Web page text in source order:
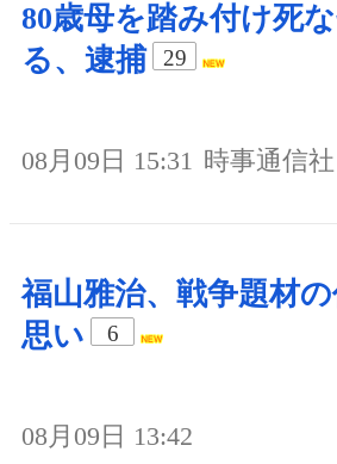
80歳母を踏み付け死
る、逮捕
29
08月09日 15:31 時事通信社
福山雅治、戦争題材
思い
6
08月09日 13:42